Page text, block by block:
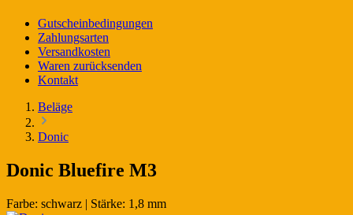
Gutscheinbedingungen
Zahlungsarten
Versandkosten
Waren zurücksenden
Kontakt
Beläge
Donic
Donic Bluefire M3
Farbe: schwarz | Stärke: 1,8 mm